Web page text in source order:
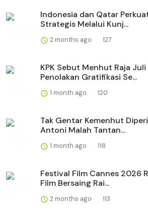
Indonesia dan Qatar
Strategis Melalui Kunj...
2 months ago 127
KPK Sebut Menhut Raja
Penolakan Gratifikasi Se...
1 month ago 120
Tak Gentar Kemenhut
Antoni Malah Tantan...
1 month ago 118
Festival Film Cannes 2026
Film Bersaing Rai...
2 months ago 113